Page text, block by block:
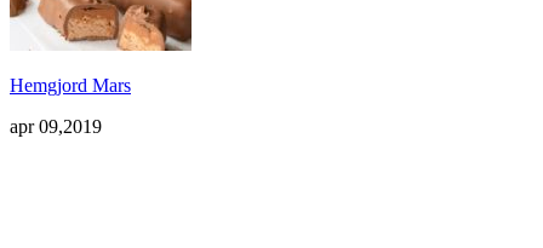
Hemgjord Mars
apr 09,2019